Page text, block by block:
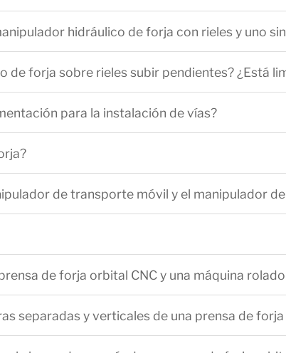
hidráulico de forja con rieles y uno
de forja sobre rieles subir pendientes? ¿Está
para la instalación de vías?
de transporte móvil y el manipulador
de forja orbital CNC y una máquina
separadas y verticales de una prensa de